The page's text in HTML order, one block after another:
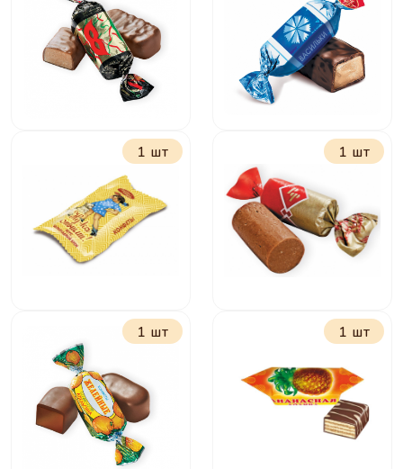
Грильяжные
мягкий грильяж
Мама Приехала с
черникой и
гречкой
Васильки
1 шт
Ну-ка отними вкус
шоколадный крем
1 шт
Батончики Рот
Фронт
классические
1 шт 1 шт